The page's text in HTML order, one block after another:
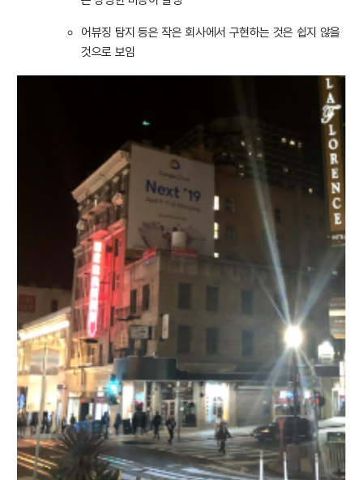
어뷰징 탐지 등은 작은 회사에서 구현하는 것은 쉽지 않을
것으로 보임